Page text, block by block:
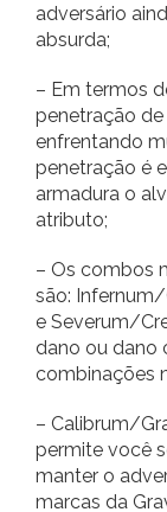
adversário
absurda;
– Em termos
penetração
enfrentando
penetração é
armadura o
atributo;
– Os combos
são:
e Severum/
dano ou dano
combinações
– Calibrum/
permite você
manter o
marcas da